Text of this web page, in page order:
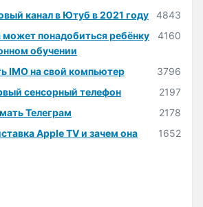
канал в Ютуб в 2021 году
4843
может понадобиться ребёнку
обучении
4160
IMO на свой компьютер
3796
сенсорный телефон
2197
Телеграм
2178
Apple TV и зачем она
1652